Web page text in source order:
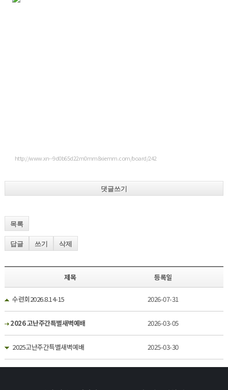
http://www.xn--9d0b65d22m0mm8xiemm.com/board/242
댓글쓰기
목록
답글 쓰기 삭제
제목 등록일
수련회2026.8.14-15 2026-07-31
2026 고난주간특별새벽예배 2026-03-05
2025고난주간특별새벽예배 2025-03-30